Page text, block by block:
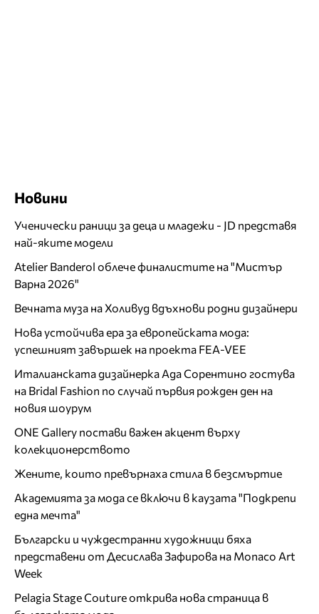
Новини
Ученически раници за деца и младежи - JD представя
най-яките модели
Atelier Banderol облече финалистите на "Мистър
Варна 2026"
Вечната муза на Холивуд вдъхнови родни дизайнери
Нова устойчива ера за европейската мода:
успешният завършек на проекта FEA-VEE
Италианската дизайнерка Ада Сорентино гостува
на Bridal Fashion по случай първия рожден ден на
новия шоурум
ONE Gallery постави важен акцент върху
колекционерството
Жените, които превърнаха стила в безсмъртие
Академията за мода се включи в каузата "Подкрепи
една мечта"
Български и чуждестранни художници бяха
представени от Десислава Зафирова на Monaco Art
Week
Pelagia Stage Couture открива нова страница в